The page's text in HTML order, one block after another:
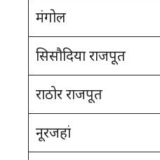
मंगोल
सिसौदिया राजपूत
राठोर राजपूत
नूरजहां